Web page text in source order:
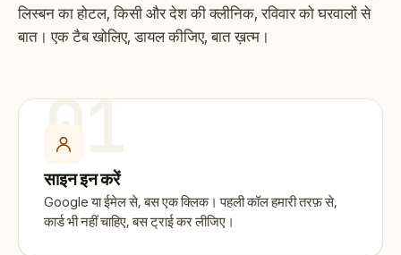
लिस्बन का होटल, किसी और देश की क्लीनिक, रविवार को घरवालों से
बात। एक टैब खोलिए, डायल कीजिए, बात ख़त्म।
01
साइन इन करें
Google या ईमेल से, बस एक क्लिक। पहली कॉल हमारी तरफ़ से,
कार्ड भी नहीं चाहिए, बस ट्राई कर लीजिए।